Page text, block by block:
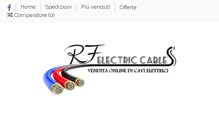
Home Spedizioni Più venduti
Offerte
Comparatore (0)